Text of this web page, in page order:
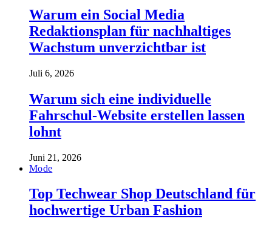
Warum ein Social Media
Redaktionsplan für nachhaltiges
Wachstum unverzichtbar ist
Juli 6, 2026
Warum sich eine individuelle
Fahrschul-Website erstellen lassen
lohnt
Juni 21, 2026
Mode
Top Techwear Shop Deutschland für
hochwertige Urban Fashion